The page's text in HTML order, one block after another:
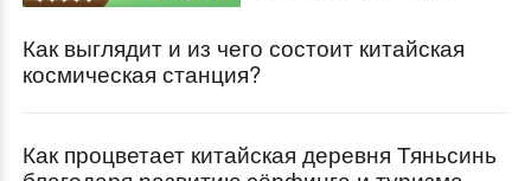
Как выглядит и из чего состоит китайская
космическая станция?
Как процветает китайская деревня Тяньсинь